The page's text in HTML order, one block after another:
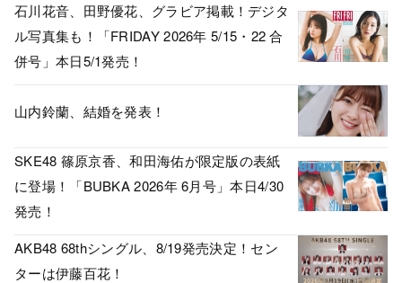
石川花音、田野優花、グラビア掲載！デジタ
ル写真集も！「FRIDAY 2026年 5/15・22 合
併号」本日5/1発売！
山内鈴蘭、結婚を発表！
SKE48 篠原京香、和田海佑が限定版の表紙
に登場！「BUBKA 2026年 6月号」本日4/30
発売！
AKB48 68thシングル、8/19発売決定！セン
ターは伊藤百花！